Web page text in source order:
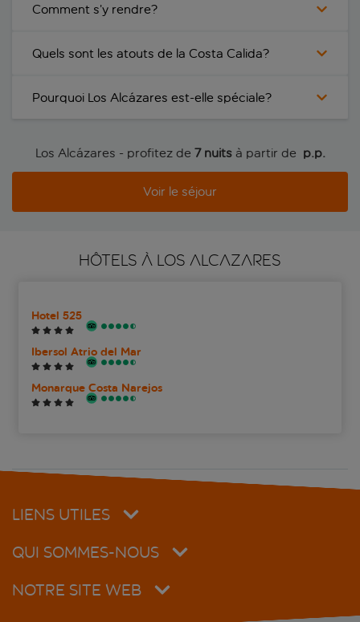
Comment s’y rendre?
Quels sont les atouts de la Costa Calida?
Pourquoi Los Alcázares est-elle spéciale?
Los Alcázares - profitez de 7 nuitsà partir de p.p.
Voir le séjour
HÔTELS À LOS ALCAZARES
Hotel 525
Ibersol Atrio del Mar
Monarque Costa Narejos
LIENS UTILES
QUI SOMMES-NOUS
NOTRE SITE WEB